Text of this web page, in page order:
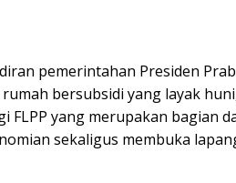
pemerintahan Presiden
bersubsidi yang layak
FLPP yang merupakan bagian
sekaligus membuka